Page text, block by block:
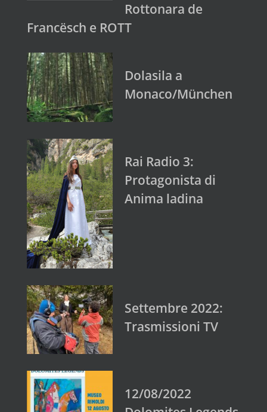
Rottonara de
Francësch e ROTT
Dolasila a
Monaco/München
Rai Radio 3:
Protagonista di
Anima ladina
Settembre 2022:
Trasmissioni TV
12/08/2022